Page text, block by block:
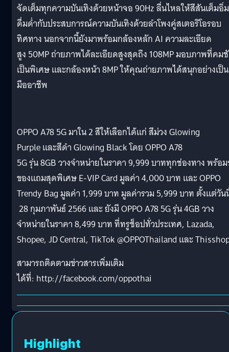
จัดเต็มทุกความบันเทิงด้วยหน้าจอ 90Hz ลื่นไหลให้สีสันเต็มอิ่ม
ดื่มด่ำกับประสบการณ์ความบันเทิงด้วยลำโพงคู่สเตอริโอรอบ
ทิศทาง นอกจากนี้ยังมาพร้อมกล้องหลัก AI ความละเอียด
สูง 50MP ถ่ายภาพได้ละเอียดสูงสุดถึง 108MP มอบภาพที่คม
เป็นพิเศษ และกล้องหน้า 8MP ให้คุณถ่ายภาพได้สนุกอย่างเป็น
มืออาชีพ
OPPO A78 5G มาใน 2 สีให้เลือกได้แก่ สีม่วง Glowing
Purple และสีดำ Glowing Black โดย OPPO A78
5G รุ่น 8GB วางจำหน่ายในราคา 9,999 บาททุกช่องทาง พร้อ
ของแถมสุดพิเศษ E-VIP Card มูลค่า 4,000 บาท และ OPPO
Trendy Bag มูลค่า 1,999 บาท มูลค่ารวม 5,999 บาท ตั้งแต่วัน
28 กุมภาพันธ์ 2566 และ ยังมี OPPO A78 5G รุ่น 4GB วาง
จำหน่ายในราคา 8,499 บาท ที่ทรูช็อปทั่วประเทศ, Lazada,
Shopee, JD Central, TikTok @OPPOThailand และ
สามารถติดตามข่าวสารเพิ่มเติม
ได้ที่: http://facebook.com/oppothai
Highlight